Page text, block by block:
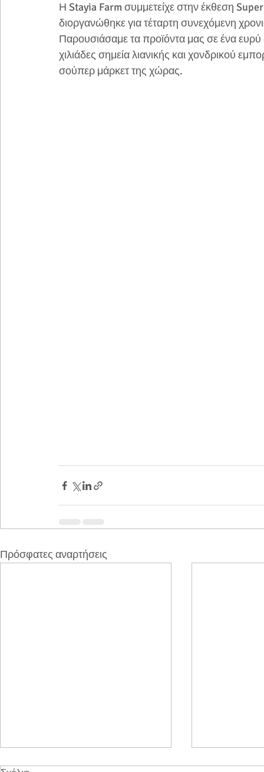
Η Stayia Farm συμμετείχε στην έκθεση
διοργανώθηκε για τέταρτη συνεχόμενη
Παρουσιάσαμε τα προϊόντα μας σε ένα
χιλιάδες σημεία λιανικής και χονδρικού
σούπερ μάρκετ της χώρας.
Πρόσφατες αναρτήσεις